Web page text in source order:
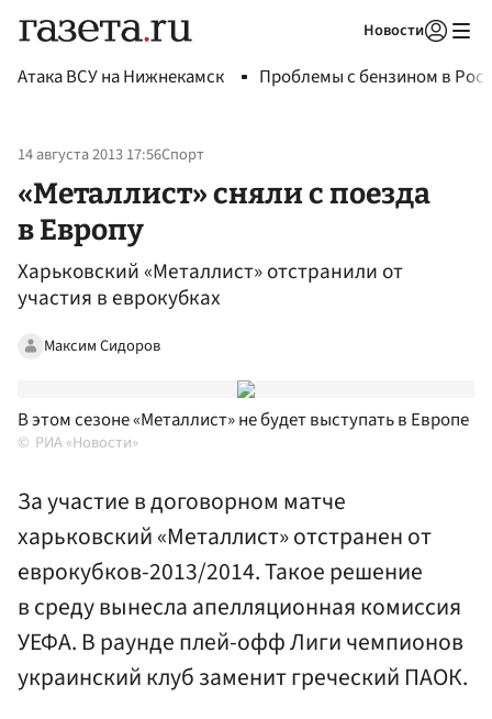
Новости
Атака ВСУ на Нижнекамск Проблемы с бензином в
14 августа 2013 17:56Спорт
«Металлист» сняли с поезда
в Европу
Харьковский «Металлист» отстранили от
участия в еврокубках
Максим Сидоров
В этом сезоне «Металлист» не будет выступать в Европе
РИА «Новости»
За участие в договорном матче
харьковский «Металлист» отстранен от
еврокубков-2013/2014. Такое решение
в среду вынесла апелляционная комиссия
УЕФА. В раунде плей-офф Лиги чемпионов
украинский клуб заменит греческий ПАОК.